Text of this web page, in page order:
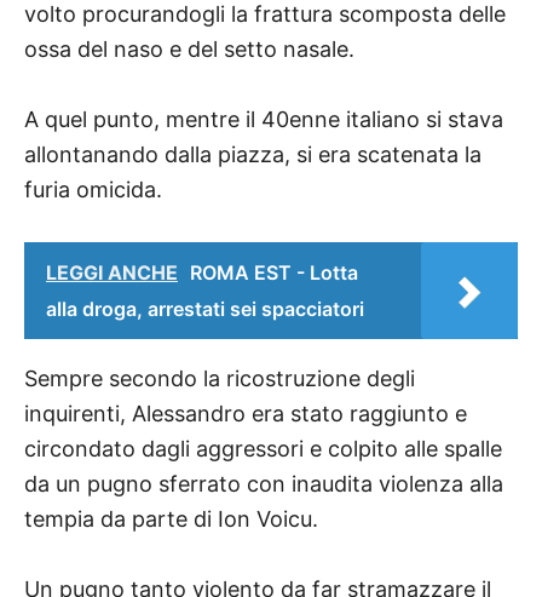
volto procurandogli la frattura scomposta delle
ossa del naso e del setto nasale.
A quel punto, mentre il 40enne italiano si stava
allontanando dalla piazza, si era scatenata la
furia omicida.
LEGGI ANCHE ROMA EST - Lotta
alla droga, arrestati sei spacciatori
Sempre secondo la ricostruzione degli
inquirenti, Alessandro era stato raggiunto e
circondato dagli aggressori e colpito alle spalle
da un pugno sferrato con inaudita violenza alla
tempia da parte di Ion Voicu.
Un pugno tanto violento da far stramazzare il